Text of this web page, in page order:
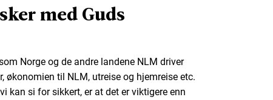
med Guds
Norge og de andre landene NLM driver
økonomien til NLM, utreise og hjemreise etc.
kan si for sikkert, er at det er viktigere enn